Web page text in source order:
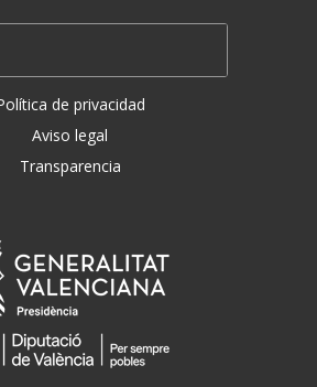
de privacidad
Aviso legal
Transparencia